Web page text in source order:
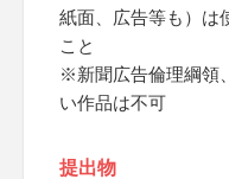
紙面、広告等も）は
こと
※新聞広告倫理綱領
い作品は不可
提出物